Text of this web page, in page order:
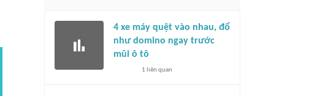
4 xe máy quệt vào nhau, đổ
như domino ngay trước
mũi ô tô
1 liên quan